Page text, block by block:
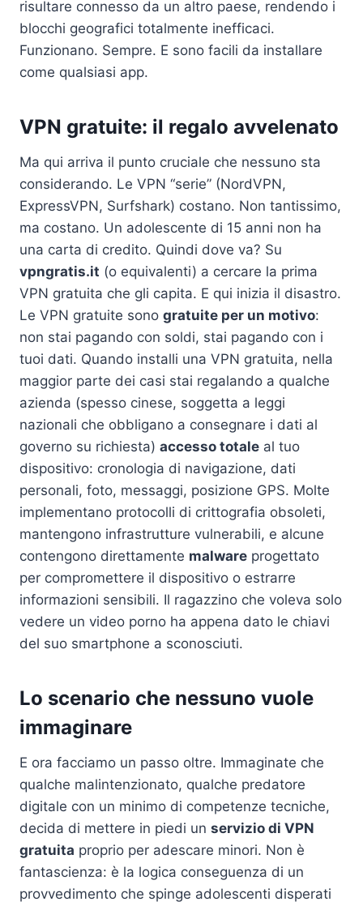
risultare connesso da un altro paese, rendendo i
blocchi geografici totalmente inefficaci.
Funzionano. Sempre. E sono facili da installare
come qualsiasi app.
VPN gratuite: il regalo avvelenato
Ma qui arriva il punto cruciale che nessuno sta
considerando. Le VPN “serie” (NordVPN,
ExpressVPN, Surfshark) costano. Non tantissimo,
ma costano. Un adolescente di 15 anni non ha
una carta di credito. Quindi dove va? Su
vpngratis.it (o equivalenti) a cercare la prima
VPN gratuita che gli capita. E qui inizia il disastro.
Le VPN gratuite sono gratuite per un motivo:
non stai pagando con soldi, stai pagando con i
tuoi dati. Quando installi una VPN gratuita, nella
maggior parte dei casi stai regalando a qualche
azienda (spesso cinese, soggetta a leggi
nazionali che obbligano a consegnare i dati al
governo su richiesta) accesso totale al tuo
dispositivo: cronologia di navigazione, dati
personali, foto, messaggi, posizione GPS. Molte
implementano protocolli di crittografia obsoleti,
mantengono infrastrutture vulnerabili, e alcune
contengono direttamente malware progettato
per compromettere il dispositivo o estrarre
informazioni sensibili. Il ragazzino che voleva solo
vedere un video porno ha appena dato le chiavi
del suo smartphone a sconosciuti.
Lo scenario che nessuno vuole
immaginare
E ora facciamo un passo oltre. Immaginate che
qualche malintenzionato, qualche predatore
digitale con un minimo di competenze tecniche,
decida di mettere in piedi un servizio di VPN
gratuita proprio per adescare minori. Non è
fantascienza: è la logica conseguenza di un
provvedimento che spinge adolescenti disperati